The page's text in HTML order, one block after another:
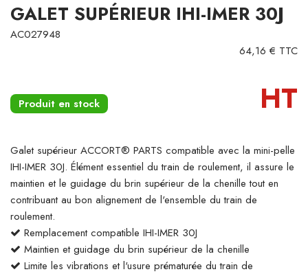
GALET SUPÉRIEUR IHI-IMER 30J
AC027948
64,16 € TTC
Produit en stock HT
Galet supérieur ACCORT® PARTS compatible avec la mini-pelle
IHI-IMER 30J. Élément essentiel du train de roulement, il assure le
maintien et le guidage du brin supérieur de la chenille tout en
contribuant au bon alignement de l'ensemble du train de
roulement.
Remplacement compatible IHI-IMER 30J
Maintien et guidage du brin supérieur de la chenille
Limite les vibrations et l'usure prématurée du train de